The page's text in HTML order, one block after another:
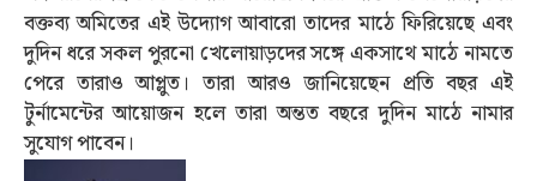
বক্তব্য অমিতের এই উদ্যোগ আবারো তাদের মাঠে ফিরিয়েছে এবং
দুদিন ধরে সকল পুরনো খেলোয়াড়দের সঙ্গে একসাথে মাঠে নামতে
পেরে তারাও আপ্লুত। তারা আরও জানিয়েছেন প্রতি বছর এই
টুর্নামেন্টের আয়োজন হলে তারা অন্তত বছরে দুদিন মাঠে নামার
সুযোগ পাবেন।